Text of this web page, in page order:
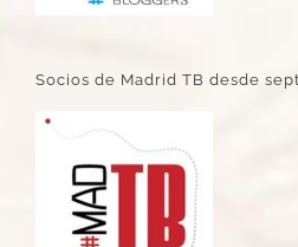
Socios de Madrid TB desde